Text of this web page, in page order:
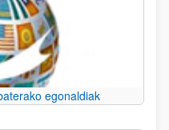
egonaldiak